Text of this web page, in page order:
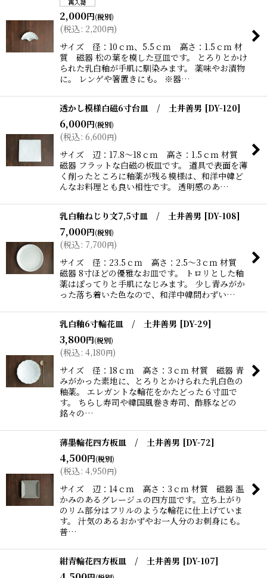
2,000円(税別)
(税込: 2,200円)
サイズ 径：10ｃｍ、5.5ｃｍ 高さ：1.5ｃｍ 材
質 磁器 松の葉を模した豆皿です。 とろりとかけ
られた乳白釉が手肌に馴染みます。 薬味やお漬物
に。 レンゲや箸置きにも。 ※器…
透かし模様白磁6寸台皿 / 土井善男 [DY-120]
6,000円(税別)
(税込: 6,600円)
サイズ 辺：17.8〜18ｃｍ 高さ：1.5ｃｍ 材質
磁器 フラットな白磁の板皿です。 道具で表面を薄
く削ったところに釉薬が残る模様は、和洋中韓ど
んなお料理とも良い相性です。 透明感のあ…
乳白釉ねじり文7,5寸皿 / 土井善男 [DY-108]
7,000円(税別)
(税込: 7,700円)
サイズ 径：23.5ｃｍ 高さ：2.5〜3ｃｍ 材質
磁器 8寸ほどの優雅なお皿です。 トロリとした釉
薬はぽってりと手肌になじみます。 少し青みがか
った落ち着いた色なので、和洋中韓問わずい…
乳白釉6寸輪花皿 / 土井善男 [DY-29]
3,800円(税別)
(税込: 4,180円)
サイズ 径：18ｃｍ 高さ：3ｃｍ 材質 磁器 青
みがかった素地に、とろりとかけられた乳白色の
釉薬。 エレガントな輪花をかたどった６寸皿で
す。 ちらし寿司や韓国風巻き寿司、酢豚などの
銘々の…
薄墨輪花四方板皿 / 土井善男 [DY-72]
4,500円(税別)
(税込: 4,950円)
サイズ 辺：14ｃｍ 高さ：3ｃｍ 材質 磁器 温
かみのあるグレージュの四方皿です。立ち上がり
のリム部分はフリルのような輪花に仕上げていま
す。 汁気のあるおかずやお一人分のお刺身にも。
普…
紺青輪花四方板皿 / 土井善男 [DY-107]